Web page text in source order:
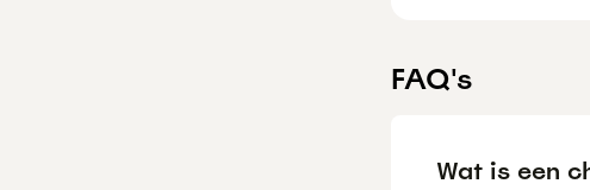
FAQ's
Wat is een